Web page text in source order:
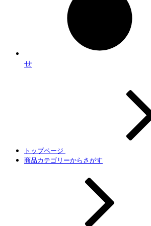
せ
トップページ
商品カテゴリーからさがす